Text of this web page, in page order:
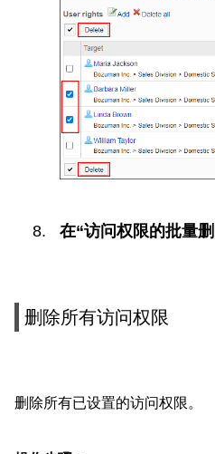
在“访问权限的批量
删除所有访问权限
删除所有已设置的访问权限。